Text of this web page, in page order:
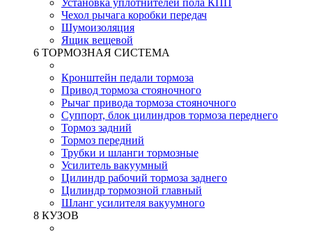
Установка уплотнителей пола КПП
Чехол рычага коробки передач
Шумоизоляция
Ящик вещевой
6 ТОРМОЗНАЯ СИСТЕМА
Кронштейн педали тормоза
Привод тормоза стояночного
Рычаг привода тормоза стояночного
Суппорт, блок цилиндров тормоза переднего
Тормоз задний
Тормоз передний
Трубки и шланги тормозные
Усилитель вакуумный
Цилиндр рабочий тормоза заднего
Цилиндр тормозной главный
Шланг усилителя вакуумного
8 КУЗОВ